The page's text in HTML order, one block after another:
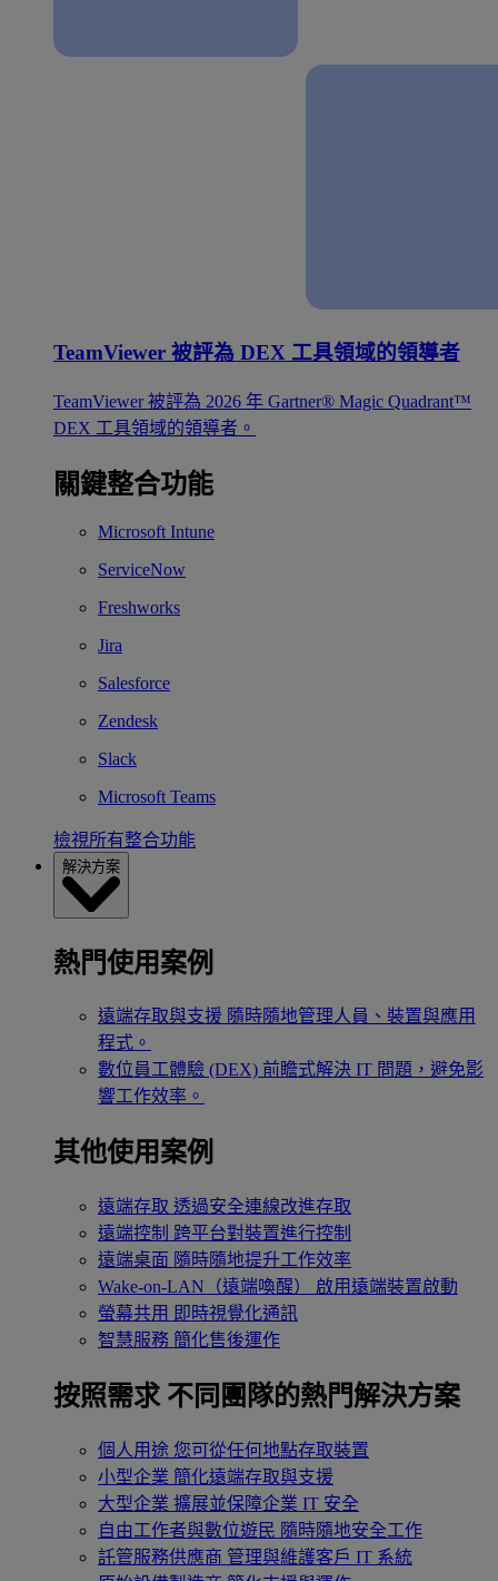
TeamViewer 被評為 DEX 工具領域的領導者
TeamViewer 被評為 2026 年 Gartner® Magic Quadrant™
DEX 工具領域的領導者。
關鍵整合功能
Microsoft Intune
ServiceNow
Freshworks
Jira
Salesforce
Zendesk
Slack
Microsoft Teams
檢視所有整合功能
解決方案
熱門使用案例
遠端存取與支援 隨時隨地管理人員、裝置與應用
程式。
數位員工體驗 (DEX) 前瞻式解決 IT 問題，避免影
響工作效率。
其他使用案例
遠端存取 透過安全連線改進存取
遠端控制 跨平台對裝置進行控制
遠端桌面 隨時隨地提升工作效率
Wake-on-LAN（遠端喚醒）
啟用遠端裝置啟動
螢幕共用 即時視覺化通訊
智慧服務 簡化售後運作
按照需求 不同團隊的熱門解決方案
個人用途 您可從任何地點存取裝置
小型企業 簡化遠端存取與支援
大型企業 擴展並保障企業 IT 安全
自由工作者與數位遊民 隨時隨地安全工作
託管服務供應商 管理與維護客戶 IT 系統